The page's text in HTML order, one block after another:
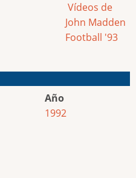
Vídeos de
John Madden
Football '93
Año
1992